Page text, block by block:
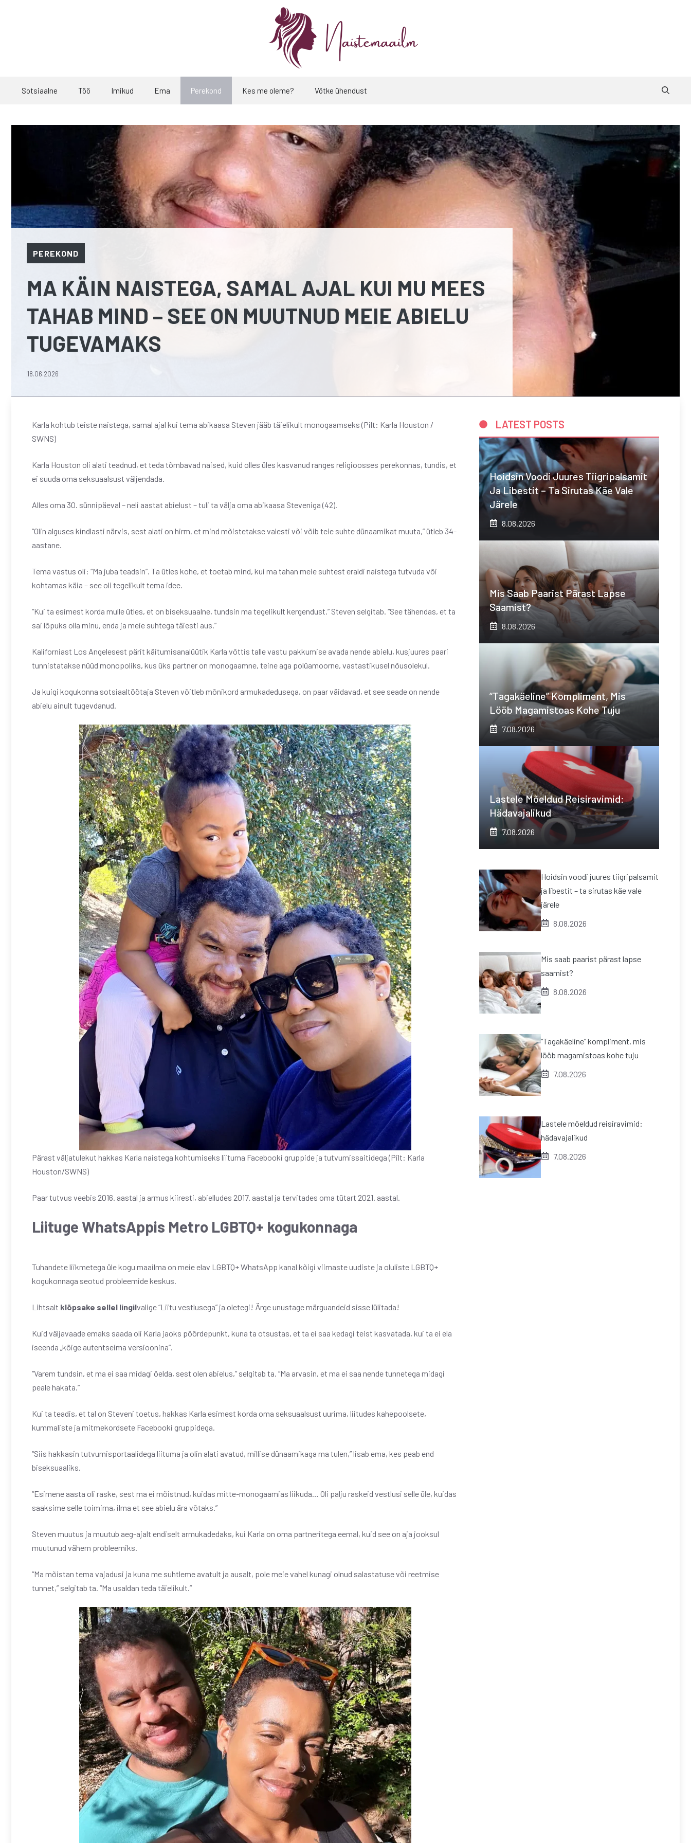
Sotsiaalne Töö Imikud Ema Perekond Kes me oleme? Võtke ühendust
PEREKOND
MA KÄIN NAISTEGA, SAMAL AJAL KUI MU MEES
TAHAB MIND – SEE ON MUUTNUD MEIE ABIELU
TUGEVAMAKS
18.06.2026
Karla kohtub teiste naistega, samal ajal kui tema abikaasa Steven jääb täielikult monogaamseks (Pilt: Karla Houston /
SWNS)
Karla Houston oli alati teadnud, et teda tõmbavad naised, kuid olles üles kasvanud ranges religioosses perekonnas, tundis, et
ei suuda oma seksuaalsust väljendada.
Alles oma 30. sünnipäeval – neli aastat abielust – tuli ta välja oma abikaasa Steveniga (42).
“Olin alguses kindlasti närvis, sest alati on hirm, et mind mõistetakse valesti või võib teie suhte dünaamikat muuta,” ütleb 34-
aastane.
Tema vastus oli: “Ma juba teadsin”. Ta ütles kohe, et toetab mind, kui ma tahan meie suhtest eraldi naistega tutvuda või
kohtamas käia – see oli tegelikult tema idee.
“Kui ta esimest korda mulle ütles, et on biseksuaalne, tundsin ma tegelikult kergendust.” Steven selgitab. “See tähendas, et ta
sai lõpuks olla minu, enda ja meie suhtega täiesti aus.”
Kaliforniast Los Angelesest pärit käitumisanalüütik Karla võttis talle vastu pakkumise avada nende abielu, kusjuures paari
tunnistatakse nüüd monopoliks, kus üks partner on monogaamne, teine ​​aga polüamoorne, vastastikusel nõusolekul.
Ja kuigi kogukonna sotsiaaltöötaja Steven võitleb mõnikord armukadedusega, on paar väidavad, et see seade on nende
abielu ainult tugevdanud.
Pärast väljatulekut hakkas Karla naistega kohtumiseks liituma Facebooki gruppide ja tutvumissaitidega (Pilt: Karla
Houston/SWNS)
Paar tutvus veebis 2016. aastal ja armus kiiresti, abielludes 2017. aastal ja tervitades oma tütart 2021. aastal.
Liituge WhatsAppis Metro LGBTQ+ kogukonnaga
Tuhandete liikmetega üle kogu maailma on meie elav LGBTQ+ WhatsApp kanal kõigi viimaste uudiste ja oluliste LGBTQ+
kogukonnaga seotud probleemide keskus.
Lihtsalt klõpsake sellel lingilvalige “Liitu vestlusega” ja oletegi! Ärge unustage märguandeid sisse lülitada!
Kuid väljavaade emaks saada oli Karla jaoks pöördepunkt, kuna ta otsustas, et ta ei saa kedagi teist kasvatada, kui ta ei ela
iseenda „kõige autentseima versioonina”.
“Varem tundsin, et ma ei saa midagi öelda, sest olen abielus,” selgitab ta. “Ma arvasin, et ma ei saa nende tunnetega midagi
peale hakata.”
Kui ta teadis, et tal on Steveni toetus, hakkas Karla esimest korda oma seksuaalsust uurima, liitudes kahepoolsete,
kummaliste ja mitmekordsete Facebooki gruppidega.
“Siis hakkasin tutvumisportaalidega liituma ja olin alati avatud, millise dünaamikaga ma tulen,” lisab ema, kes peab end
biseksuaaliks.
“Esimene aasta oli raske, sest ma ei mõistnud, kuidas mitte-monogaamias liikuda… Oli palju raskeid vestlusi selle üle, kuidas
saaksime selle toimima, ilma et see abielu ära võtaks.”
Steven muutus ja muutub aeg-ajalt endiselt armukadedaks, kui Karla on oma partneritega eemal, kuid see on aja jooksul
muutunud vähem probleemiks.
“Ma mõistan tema vajadusi ja kuna me suhtleme avatult ja ausalt, pole meie vahel kunagi olnud salastatuse või reetmise
tunnet,” selgitab ta. “Ma usaldan teda täielikult.”
LATEST POSTS
Hoidsin Voodi Juures Tiigripalsamit
Ja Libestit – Ta Sirutas Käe Vale
Järele
8.08.2026
Mis Saab Paarist Pärast Lapse
Saamist?
8.08.2026
“Tagakäeline” Kompliment, Mis
Lööb Magamistoas Kohe Tuju
7.08.2026
Lastele Mõeldud Reisiravimid:
Hädavajalikud
7.08.2026
Hoidsin voodi juures tiigripalsamit
ja libestit – ta sirutas käe vale
järele
8.08.2026
Mis saab paarist pärast lapse
saamist?
8.08.2026
“Tagakäeline” kompliment, mis
lööb magamistoas kohe tuju
7.08.2026
Lastele mõeldud reisiravimid:
hädavajalikud
7.08.2026